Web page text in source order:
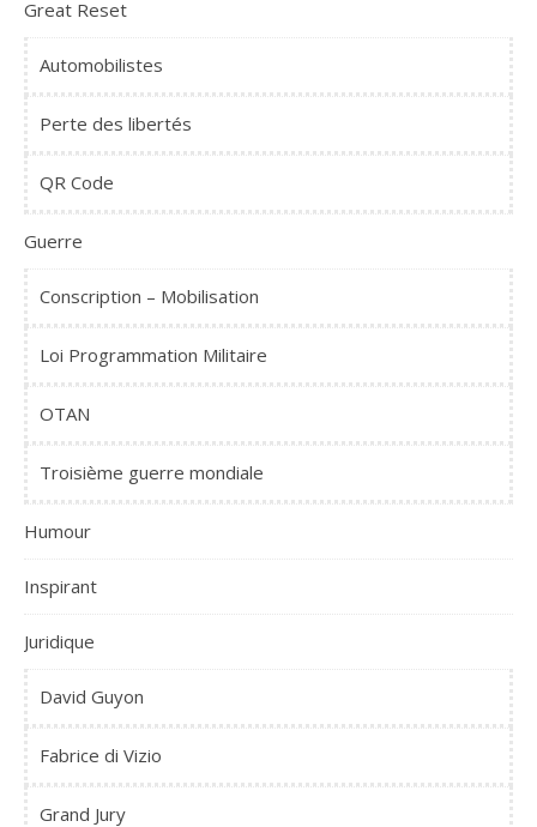
Great Reset
Automobilistes
Perte des libertés
QR Code
Guerre
Conscription – Mobilisation
Loi Programmation Militaire
OTAN
Troisième guerre mondiale
Humour
Inspirant
Juridique
David Guyon
Fabrice di Vizio
Grand Jury